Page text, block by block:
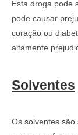
Esta droga pode
pode causar
coração ou
altamente
Solventes
Os solventes são